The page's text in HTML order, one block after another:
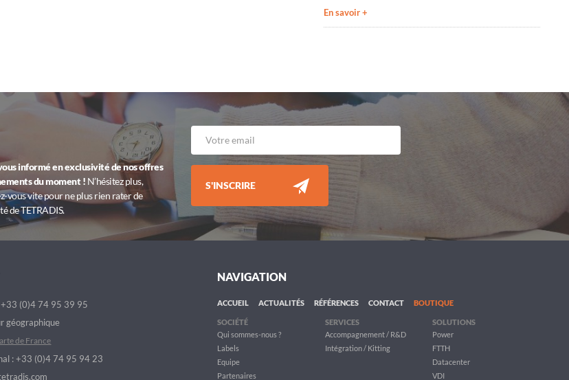
En savoir +
informé en exclusivité de nos offres
du moment ! N’hésitez plus,
vous vite pour ne plus rien rater de
de TETRADIS.
S'INSCRIRE
+33 (0)4 74 95 39 95
géographique
de France
: +33 (0)4 74 95 94 23
NAVIGATION
ACCUEIL ACTUALITÉS RÉFÉRENCES CONTACT BOUTIQUE
SOCIÉTÉ
Qui sommes-nous ?
Labels
Equipe
Partenaires
SERVICES
Accompagnement / R&D
Intégration / Kitting
SOLUTIONS
Power
FTTH
Datacenter
VDI